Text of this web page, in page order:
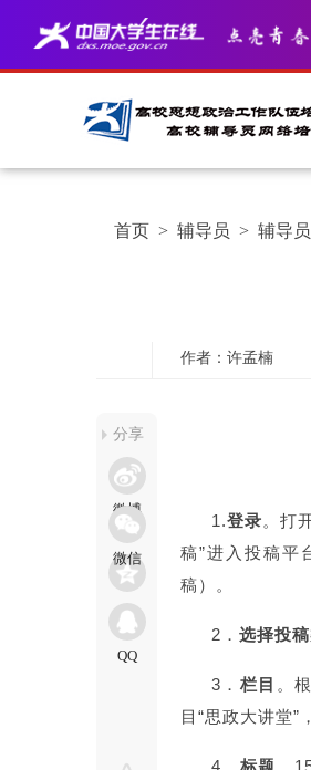
首页 > 辅导员 > 辅导
作者：许孟楠
分享
1.登录。打
稿”进入投稿平
稿）。
2 ． 选择投
3 ． 栏目 。
目“思政大讲堂”
4 ． 标题 。